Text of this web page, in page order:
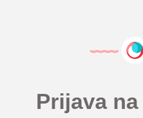
Prijava